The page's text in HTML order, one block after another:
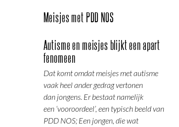
Meisjes met PDD NOS
Autisme en meisjes blijkt een apart
fenomeen
Dat komt omdat meisjes met autisme
vaak heel ander gedrag vertonen
dan jongens. Er bestaat namelijk
een ‘vooroordeel’, een typisch beeld van
PDD NOS; Een jongen, die wat